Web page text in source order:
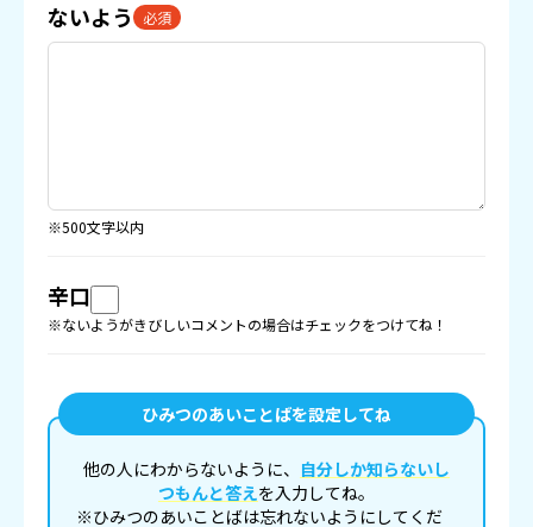
ないよう 必須
※500文字以内
辛口
※ないようがきびしいコメントの場合はチェックをつけてね！
ひみつのあいことばを設定してね
他の人にわからないように、 自分しか知らないし
つもんと答えを入力してね。
※ひみつのあいことばは忘れないようにしてくだ